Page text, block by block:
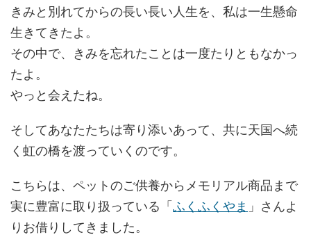
きみと別れてからの長い長い人生を、私は一生懸命
生きてきたよ。
その中で、きみを忘れたことは一度たりともなかっ
たよ。
やっと会えたね。
そしてあなたたちは寄り添いあって、共に天国へ続
く虹の橋を渡っていくのです。
こちらは、ペットのご供養からメモリアル商品まで
実に豊富に取り扱っている「ふくふくやま 」さんよ
りお借りしてきました。